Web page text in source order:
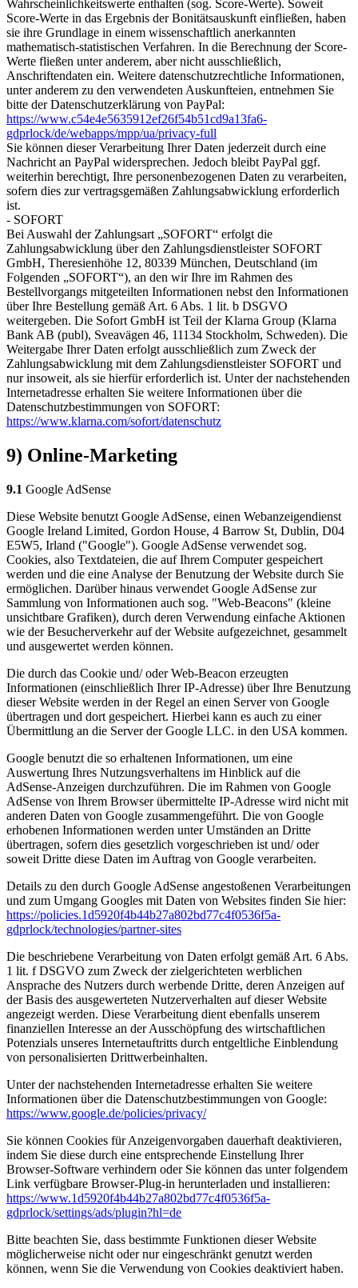
Wahrscheinlichkeitswerte enthalten (sog. Score-Werte). Soweit
Score-Werte in das Ergebnis der Bonitätsauskunft einfließen, haben
sie ihre Grundlage in einem wissenschaftlich anerkannten
mathematisch-statistischen Verfahren. In die Berechnung der Score-
Werte fließen unter anderem, aber nicht ausschließlich,
Anschriftendaten ein. Weitere datenschutzrechtliche Informationen,
unter anderem zu den verwendeten Auskunfteien, entnehmen Sie
bitte der Datenschutzerklärung von PayPal:
https://www.c54e4e5635912ef26f54b51cd9a13fa6-
gdprlock/de/webapps/mpp/ua/privacy-full
Sie können dieser Verarbeitung Ihrer Daten jederzeit durch eine
Nachricht an PayPal widersprechen. Jedoch bleibt PayPal ggf.
weiterhin berechtigt, Ihre personenbezogenen Daten zu verarbeiten,
sofern dies zur vertragsgemäßen Zahlungsabwicklung erforderlich
ist.
- SOFORT
Bei Auswahl der Zahlungsart „SOFORT“ erfolgt die
Zahlungsabwicklung über den Zahlungsdienstleister SOFORT
GmbH, Theresienhöhe 12, 80339 München, Deutschland (im
Folgenden „SOFORT“), an den wir Ihre im Rahmen des
Bestellvorgangs mitgeteilten Informationen nebst den Informationen
über Ihre Bestellung gemäß Art. 6 Abs. 1 lit. b DSGVO
weitergeben. Die Sofort GmbH ist Teil der Klarna Group (Klarna
Bank AB (publ), Sveavägen 46, 11134 Stockholm, Schweden). Die
Weitergabe Ihrer Daten erfolgt ausschließlich zum Zweck der
Zahlungsabwicklung mit dem Zahlungsdienstleister SOFORT und
nur insoweit, als sie hierfür erforderlich ist. Unter der nachstehenden
Internetadresse erhalten Sie weitere Informationen über die
Datenschutzbestimmungen von SOFORT:
https://www.klarna.com/sofort/datenschutz
9) Online-Marketing
9.1 Google AdSense
Diese Website benutzt Google AdSense, einen Webanzeigendienst
Google Ireland Limited, Gordon House, 4 Barrow St, Dublin, D04
E5W5, Irland ("Google"). Google AdSense verwendet sog.
Cookies, also Textdateien, die auf Ihrem Computer gespeichert
werden und die eine Analyse der Benutzung der Website durch Sie
ermöglichen. Darüber hinaus verwendet Google AdSense zur
Sammlung von Informationen auch sog. "Web-Beacons" (kleine
unsichtbare Grafiken), durch deren Verwendung einfache Aktionen
wie der Besucherverkehr auf der Website aufgezeichnet, gesammelt
und ausgewertet werden können.
Die durch das Cookie und/ oder Web-Beacon erzeugten
Informationen (einschließlich Ihrer IP-Adresse) über Ihre Benutzung
dieser Website werden in der Regel an einen Server von Google
übertragen und dort gespeichert. Hierbei kann es auch zu einer
Übermittlung an die Server der Google LLC. in den USA kommen.
Google benutzt die so erhaltenen Informationen, um eine
Auswertung Ihres Nutzungsverhaltens im Hinblick auf die
AdSense-Anzeigen durchzuführen. Die im Rahmen von Google
AdSense von Ihrem Browser übermittelte IP-Adresse wird nicht mit
anderen Daten von Google zusammengeführt. Die von Google
erhobenen Informationen werden unter Umständen an Dritte
übertragen, sofern dies gesetzlich vorgeschrieben ist und/ oder
soweit Dritte diese Daten im Auftrag von Google verarbeiten.
Details zu den durch Google AdSense angestoßenen Verarbeitungen
und zum Umgang Googles mit Daten von Websites finden Sie hier:
https://policies.1d5920f4b44b27a802bd77c4f0536f5a-
gdprlock/technologies/partner-sites
Die beschriebene Verarbeitung von Daten erfolgt gemäß Art. 6 Abs.
1 lit. f DSGVO zum Zweck der zielgerichteten werblichen
Ansprache des Nutzers durch werbende Dritte, deren Anzeigen auf
der Basis des ausgewerteten Nutzerverhalten auf dieser Website
angezeigt werden. Diese Verarbeitung dient ebenfalls unserem
finanziellen Interesse an der Ausschöpfung des wirtschaftlichen
Potenzials unseres Internetauftritts durch entgeltliche Einblendung
von personalisierten Drittwerbeinhalten.
Unter der nachstehenden Internetadresse erhalten Sie weitere
Informationen über die Datenschutzbestimmungen von Google:
https://www.google.de/policies/privacy/
Sie können Cookies für Anzeigenvorgaben dauerhaft deaktivieren,
indem Sie diese durch eine entsprechende Einstellung Ihrer
Browser-Software verhindern oder Sie können das unter folgendem
Link verfügbare Browser-Plug-in herunterladen und installieren:
https://www.1d5920f4b44b27a802bd77c4f0536f5a-
gdprlock/settings/ads/plugin?hl=de
Bitte beachten Sie, dass bestimmte Funktionen dieser Website
möglicherweise nicht oder nur eingeschränkt genutzt werden
können, wenn Sie die Verwendung von Cookies deaktiviert haben.